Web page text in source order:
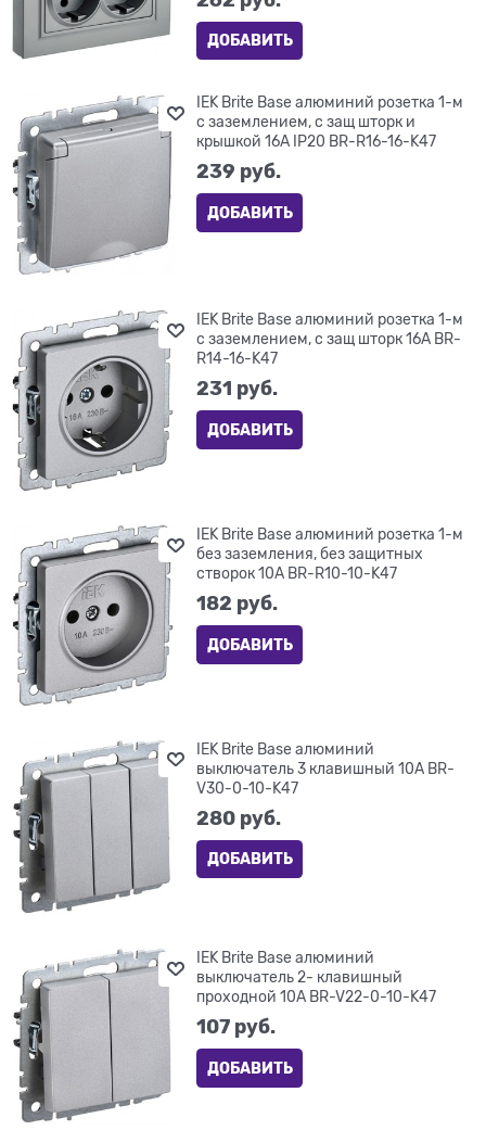
ДОБАВИТЬ
IEK Brite Base алюминий розетка 1-м
с заземлением, с защ шторк и
крышкой 16А IP20 BR-R16-16-K47
239 руб.
ДОБАВИТЬ
IEK Brite Base алюминий розетка 1-м
с заземлением, с защ шторк 16А BR-
R14-16-K47
231 руб.
ДОБАВИТЬ
IEK Brite Base алюминий розетка 1-м
без заземления, без защитных
створок 10А BR-R10-10-K47
182 руб.
ДОБАВИТЬ
IEK Brite Base алюминий
выключатель 3 клавишный 10А BR-
V30-0-10-K47
280 руб.
ДОБАВИТЬ
IEK Brite Base алюминий
выключатель 2- клавишный
проходной 10А BR-V22-0-10-K47
107 руб.
ДОБАВИТЬ